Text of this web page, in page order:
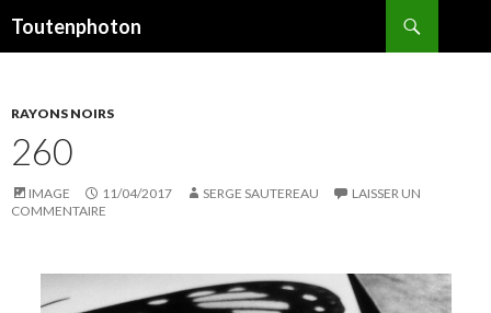
Toutenphoton
RAYONS NOIRS
260
IMAGE 11/04/2017 SERGE SAUTEREAU
LAISSER UN
COMMENTAIRE